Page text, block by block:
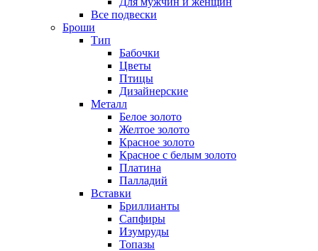
Все подвески
Броши
Тип
Бабочки
Цветы
Птицы
Дизайнерские
Металл
Белое золото
Желтое золото
Красное золото
Красное с белым золото
Платина
Палладий
Вставки
Бриллианты
Сапфиры
Изумруды
Топазы